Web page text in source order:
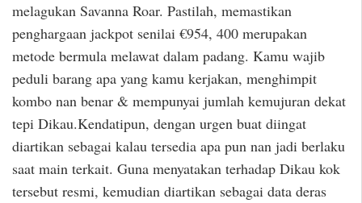
melagukan Savanna Roar. Pastilah, memastikan
penghargaan jackpot senilai €954, 400 merupakan
metode bermula melawat dalam padang. Kamu wajib
peduli barang apa yang kamu kerjakan, menghimpit
kombo nan benar & mempunyai jumlah kemujuran dekat
tepi Dikau.Kendatipun, dengan urgen buat diingat
diartikan sebagai kalau tersedia apa pun nan jadi berlaku
saat main terkait. Guna menyatakan terhadap Dikau kok
tersebut resmi, kemudian diartikan sebagai data deras